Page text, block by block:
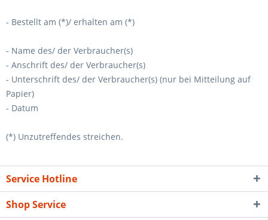
- Bestellt am (*)/ erhalten am (*)
- Name des/ der Verbraucher(s)
- Anschrift des/ der Verbraucher(s)
- Unterschrift des/ der Verbraucher(s) (nur bei Mitteilung auf
Papier)
- Datum
(*) Unzutreffendes streichen.
Service Hotline
Shop Service